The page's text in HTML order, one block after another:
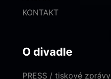
KONTAKT
O divadle
PRESS / tiskové zprávy